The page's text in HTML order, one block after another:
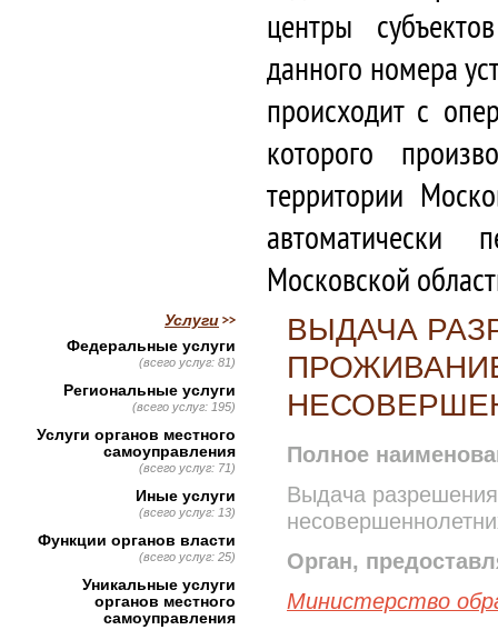
центры
данного номера
происходит с
которого
территории
автоматически
Московской
ВЫДАЧА
Полное
Выдача
Орган,
Министерство
Услуги
Федеральные услуги
(всего услуг: 81)
Региональные услуги
(всего услуг: 195)
Услуги органов местного
самоуправления
(всего услуг: 71)
Иные услуги
(всего услуг: 13)
Функции органов власти
(всего услуг: 25)
Уникальные услуги
органов местного
самоуправления